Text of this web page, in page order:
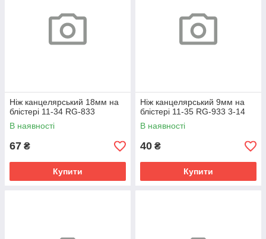
Ніж канцелярський 18мм на
блістері 11-34 RG-833
В наявності
67 ₴
Купити
Ніж канцелярський 9мм на
блістері 11-35 RG-933 3-14
В наявності
40 ₴
Купити